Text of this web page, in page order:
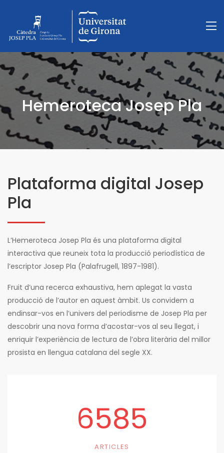
Hemeroteca Josep Pla
Plataforma digital Josep
Pla
L’Hemeroteca Josep Pla és una plataforma digital
interactiva que reuneix tota la producció periodística de
l’escriptor Josep Pla (Palafrugell, 1897-1981).
Fruit d’una recerca exhaustiva, hem aplegat la vasta
producció de l’autor en aquest àmbit. Us convidem a
endinsar-vos en l’univers del periodisme de Josep Pla per
descobrir una nova forma d’acostar-vos al seu llegat, i
enriquir l’experiència de lectura de l’obra literària del millor
prosista en llengua catalana del segle XX.
6585
ARTICLES